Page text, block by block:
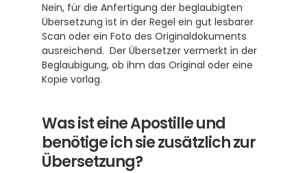
Nein, für die Anfertigung der beglaubigten
Übersetzung ist in der Regel ein gut lesbarer
Scan oder ein Foto des Originaldokuments
ausreichend.  Der Übersetzer vermerkt in der
Beglaubigung, ob ihm das Original oder eine
Kopie vorlag.
Was ist eine Apostille und
benötige ich sie zusätzlich zur
Übersetzung?